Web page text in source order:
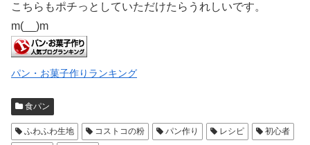
こちらもポチっとしていただけたらうれしいです。
m(__)m
パン・お菓子作りランキング
食パン
ふわふわ生地 コストコの粉 パン作り レシピ
初心者